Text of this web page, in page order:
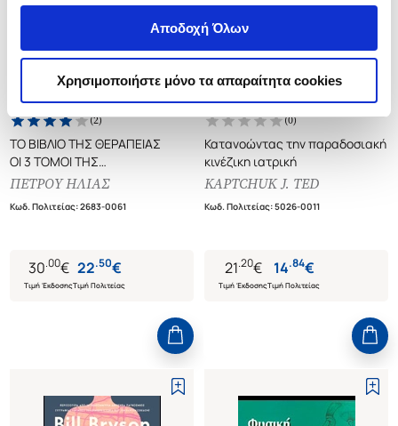
Αποδοχή Όλων
Χρησιμοποιήστε μόνο τα απαραίτητα cookies
(2)
ΤΟ ΒΙΒΛΙΟ ΤΗΣ ΘΕΡΑΠΕΙΑΣ
ΟΙ 3 ΤΟΜΟΙ ΤΗΣ
«ΦΥΣΙΟΘΕΡΑΠΕΥΤΙΚΗΣ» ΚΑΙ Η
ΠΕΤΡΟΥ ΗΛΙΑΣ
Κωδ. Πολιτείας:2683-0061
30.00€
Τιμή Έκδοσης
22.50€
Τιμή Πολιτείας
(0)
Κατανοώντας την παραδοσιακή
κινέζικη ιατρική
KAPTCHUK J. TED
Κωδ. Πολιτείας:5026-0011
21.20€
Τιμή Έκδοσης
14.84€
Τιμή Πολιτείας